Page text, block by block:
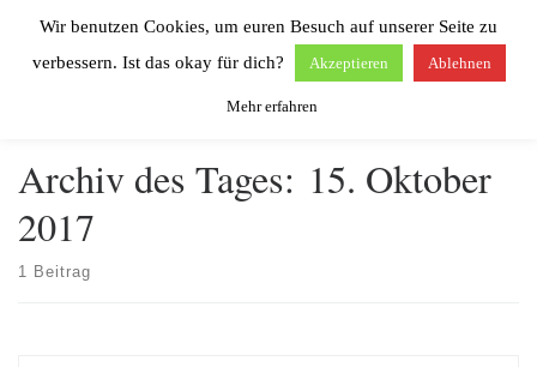
Zum Inhalt springen
Search
Archiv des Tages: 15. Oktober
2017
1 Beitrag
Wir benutzen Cookies, um euren Besuch auf unserer Seite zu
verbessern. Ist das okay für dich?
Akzeptieren Ablehnen
Mehr erfahren